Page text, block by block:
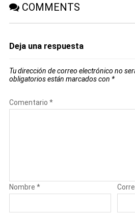
COMMENTS
Deja una respuesta
Tu dirección de correo electrónico no
obligatorios están marcados con *
Comentario *
Nombre *